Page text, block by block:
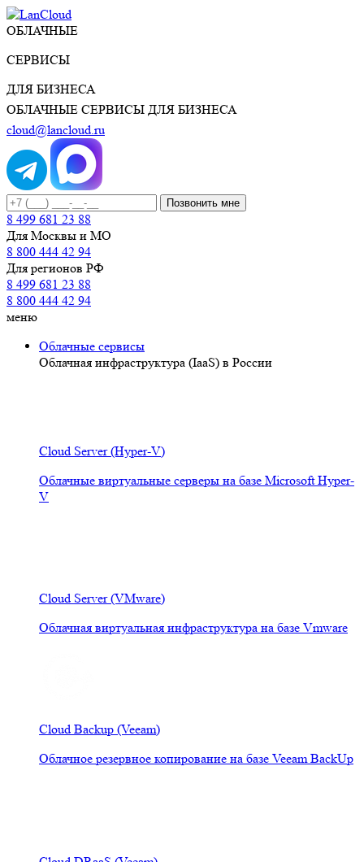
ОБЛАЧНЫЕ
СЕРВИСЫ
ДЛЯ БИЗНЕСА
ОБЛАЧНЫЕ СЕРВИСЫ ДЛЯ БИЗНЕСА
cloud@lancloud.ru
Позвонить мне
8 499 681 23 88
Для Москвы и МО
8 800 444 42 94
Для регионов РФ
8 499 681 23 88
8 800 444 42 94
меню
Облачные сервисы
Облачная инфраструктура (IaaS) в России
Cloud Server (Hyper-V)
Облачные виртуальные серверы на базе Microsoft Hyper-
V
Cloud Server (VMware)
Облачная виртуальная инфраструктура на базе Vmware
Cloud Backup (Veeam)
Облачное резервное копирование на базе Veeam BackUp